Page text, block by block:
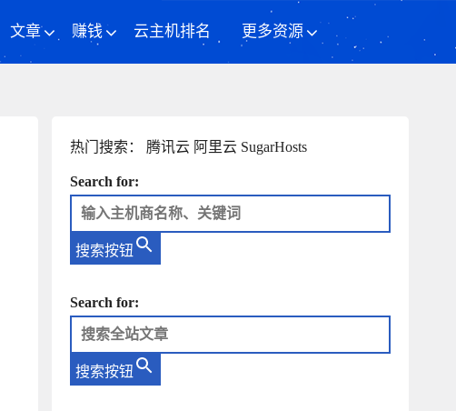
文章 赚钱 云主机排名 更多资源
热门搜索： 腾讯云 阿里云 SugarHosts
Search for:
搜索按钮
Search for:
搜索按钮